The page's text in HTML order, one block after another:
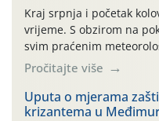
Kraj srpnja i početak
vrijeme. S obzirom na
svim praćenim
maksimalne vrijednosti
vizualno, drže. To,
negativan učinak stresa
više godina […]
Pročitajte više
Uputa o mjerama
krizantema u